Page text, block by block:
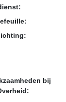
bij